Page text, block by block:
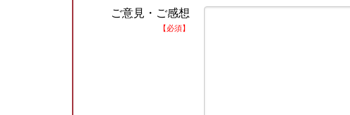
ご意見・ご感想
【必須】